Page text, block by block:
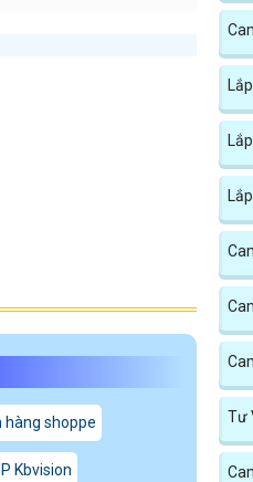
shoppe
Kbvision
Tư